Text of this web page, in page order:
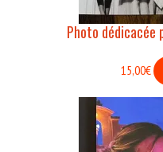
Photo dédicacée
15,00€